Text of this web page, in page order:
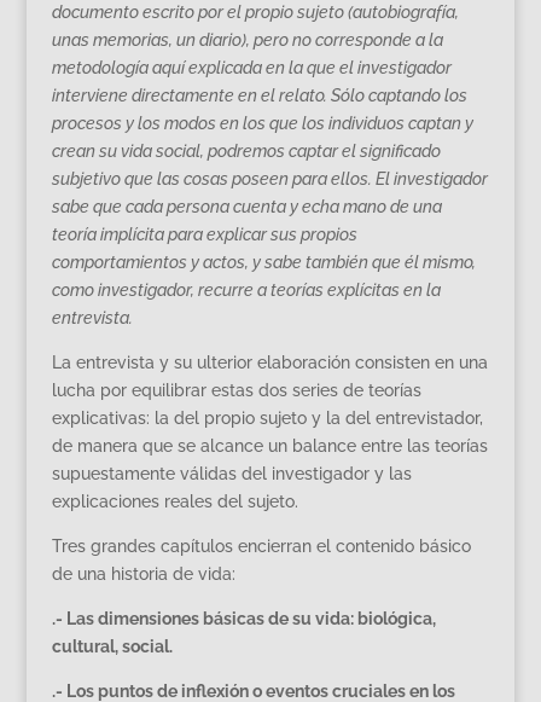
documento escrito por el propio sujeto (autobiografía,
unas memorias, un diario), pero no corresponde a la
metodología aquí explicada en la que el investigador
interviene directamente en el relato. Sólo captando los
procesos y los modos en los que los individuos captan y
crean su vida social, podremos captar el significado
subjetivo que las cosas poseen para ellos. El investigador
sabe que cada persona cuenta y echa mano de una
teoría implícita para explicar sus propios
comportamientos y actos, y sabe también que él mismo,
como investigador, recurre a teorías explícitas en la
entrevista.
La entrevista y su ulterior elaboración consisten en una
lucha por equilibrar estas dos series de teorías
explicativas: la del propio sujeto y la del entrevistador,
de manera que se alcance un balance entre las teorías
supuestamente válidas del investigador y las
explicaciones reales del sujeto.
Tres grandes capítulos encierran el contenido básico
de una historia de vida:
.- Las dimensiones básicas de su vida: biológica,
cultural, social.
.- Los puntos de inflexión o eventos cruciales en los